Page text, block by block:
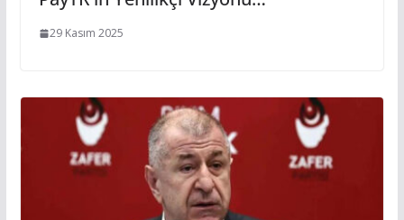
29 Kasım 2025